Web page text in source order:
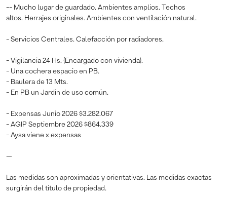
-- Mucho lugar de guardado. Ambientes amplios. Techos
altos. Herrajes originales. Ambientes con ventilación natural.
- Servicios Centrales. Calefacción por radiadores.
- Vigilancia 24 Hs. (Encargado con vivienda).
- Una cochera espacio en PB.
- Baulera de 13 Mts.
- En PB un Jardín de uso común.
- Expensas Junio 2026 $3.282.067
- AGIP Septiembre 2026 $864.339
- Aysa viene x expensas
—
Las medidas son aproximadas y orientativas. Las medidas exactas
surgirán del título de propiedad.